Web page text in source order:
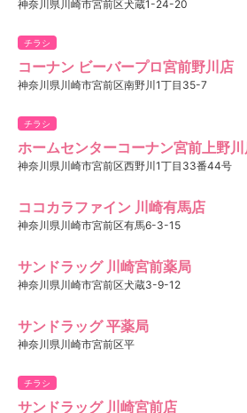
神奈川県川崎市宮前区犬蔵1-24-20
チラシ
コーナン ビーバープロ宮前野川店
神奈川県川崎市宮前区南野川1丁目35-7
チラシ
ホームセンターコーナン宮前上野
神奈川県川崎市宮前区西野川1丁目33番44号
ココカラファイン 川崎有馬店
神奈川県川崎市宮前区有馬6-3-15
サンドラッグ 川崎宮前薬局
神奈川県川崎市宮前区犬蔵3-9-12
サンドラッグ 平薬局
神奈川県川崎市宮前区平
チラシ
サンドラッグ 川崎宮前店